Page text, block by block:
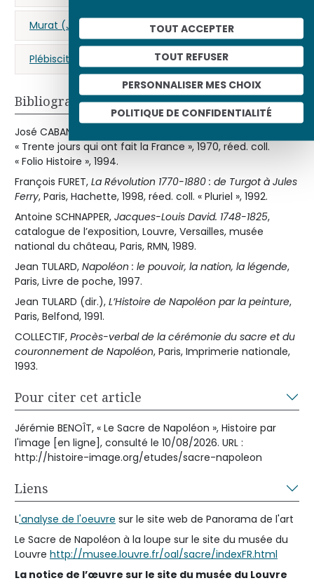
TOUT ACCEPTER
TOUT REFUSER
PERSONNALISER MES CHOIX
POLITIQUE DE CONFIDENTIALITÉ
Murat (Joachim) Premier Empire
Plébiscite
Bibliographie
José CABANIS,
« Trente jours qui ont fait la France », 1970, réed. coll.
« Folio Histoire », 1994.
François FURET, La Révolution 1770-1880 : de Turgot à Jules
Ferry, Paris, Hachette, 1998, réed. coll. « Pluriel », 1992.
Antoine SCHNAPPER, Jacques-Louis David. 1748-1825,
catalogue de l’exposition, Louvre, Versailles, musée
national du château, Paris, RMN, 1989.
Jean TULARD, Napoléon : le pouvoir, la nation, la légende,
Paris, Livre de poche, 1997.
Jean TULARD (dir.), L’Histoire de Napoléon par la peinture,
Paris, Belfond, 1991.
COLLECTIF, Procès-verbal de la cérémonie du sacre et du
couronnement de Napoléon, Paris, Imprimerie nationale,
1993.
Pour citer cet article
Jérémie BENOÎT, « Le Sacre de Napoléon », Histoire par
l'image [en ligne], consulté le 10/08/2026. URL :
http://histoire-image.org/etudes/sacre-napoleon
Liens
L'analyse de l'oeuvre sur le site web de Panorama de l'art
Le Sacre de Napoléon à la loupe sur le site du musée du
Louvre http://musee.louvre.fr/oal/sacre/indexFR.html
La notice de l’œuvre sur le site du musée du Louvre